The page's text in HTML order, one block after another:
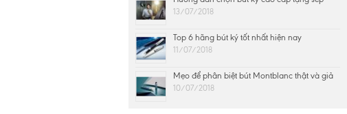
13/07/2018
Top 6 hãng bút ký tốt nhất hiện nay
11/07/2018
Mẹo để phân biệt bút Montblanc thật và giả
10/07/2018